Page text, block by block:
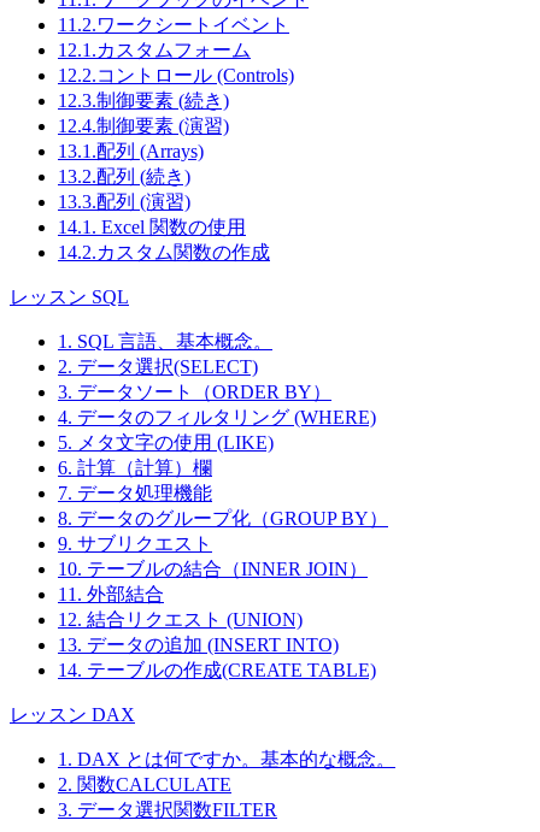
11.2.ワークシートイベント
12.1.カスタムフォーム
12.2.コントロール (Controls)
12.3.制御要素 (続き)
12.4.制御要素 (演習)
13.1.配列 (Arrays)
13.2.配列 (続き)
13.3.配列 (演習)
14.1. Excel 関数の使用
14.2.カスタム関数の作成
レッスン SQL
1. SQL 言語、基本概念。
2. データ選択(SELECT)
3. データソート（ORDER BY）
4. データのフィルタリング (WHERE)
5. メタ文字の使用 (LIKE)
6. 計算（計算）欄
7. データ処理機能
8. データのグループ化（GROUP BY）
9. サブリクエスト
10. テーブルの結合（INNER JOIN）
11. 外部結合
12. 結合リクエスト (UNION)
13. データの追加 (INSERT INTO)
14. テーブルの作成(CREATE TABLE)
レッスン DAX
1. DAX とは何ですか。基本的な概念。
2. 関数CALCULATE
3. データ選択関数FILTER